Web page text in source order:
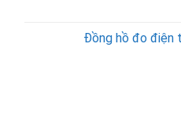
Đồng hồ đo điện